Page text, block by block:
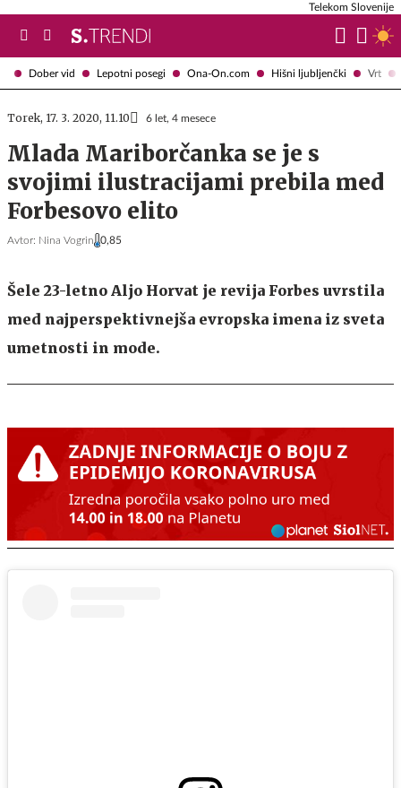
Dober vid Lepotni posegi Ona-On.com Hišni ljubljenčki Vrt
Telekom Slovenije
Torek, 17. 3. 2020, 11.10 6 let, 4 mesece
Mlada Mariborčanka se je s
svojimi ilustracijami prebila med
Forbesovo elito
Avtor: Nina Vogrin 0,85
Šele 23-letno Aljo Horvat je revija Forbes uvrstila
med najperspektivnejša evropska imena iz sveta
umetnosti in mode.